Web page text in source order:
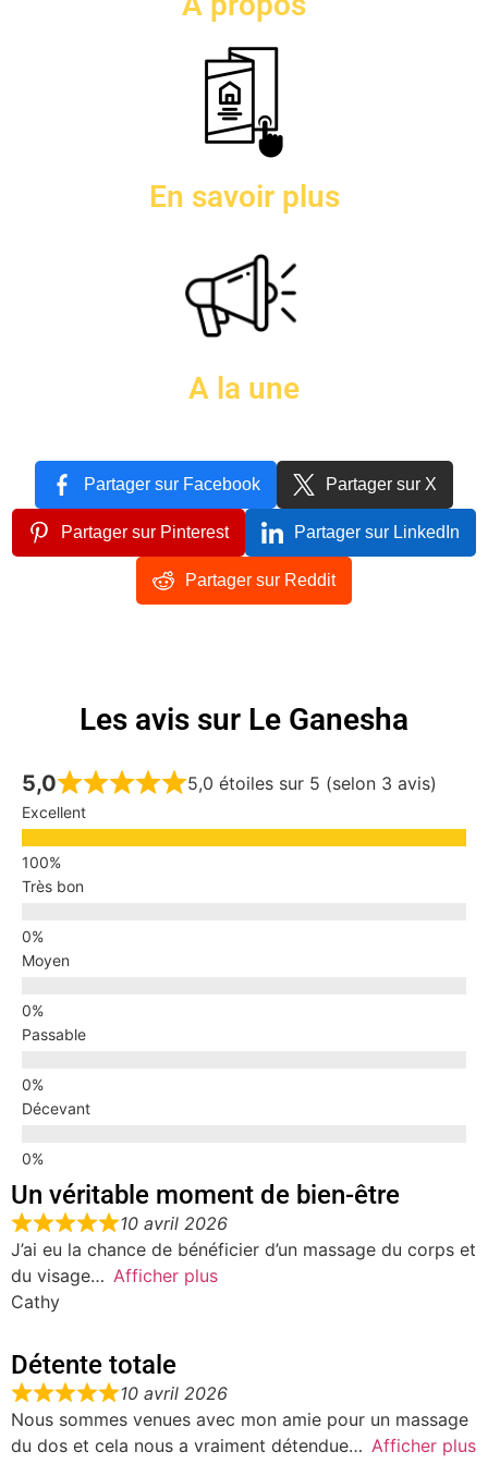
En savoir plus
A la une
Partager sur Facebook Partager sur X
Partager sur Pinterest Partager sur LinkedIn
Partager sur Reddit
Les avis sur Le Ganesha
5,0 5,0 étoiles sur 5 (selon 3 avis)
Excellent
Très bon
Moyen
Passable
Décevant
Un véritable moment de bien-être
10 avril 2026
J’ai eu la chance de bénéficier d’un massage du corps et
du visage
Afficher plus
Cathy
Détente totale
10 avril 2026
Nous sommes venues avec mon amie pour un massage
du dos et cela nous a vraiment détendue
Afficher plus